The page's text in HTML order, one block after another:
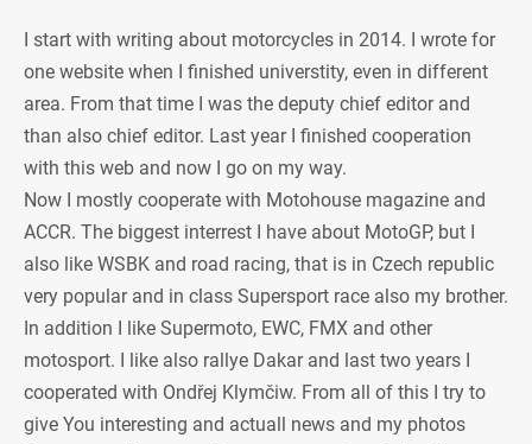
I start with writing about motorcycles in 2014. I wrote for
one website when I finished universtity, even in different
area. From that time I was the deputy chief editor and
than also chief editor. Last year I finished cooperation
with this web and now I go on my way.
Now I mostly cooperate with Motohouse magazine and
ACCR. The biggest interrest I have about MotoGP, but I
also like WSBK and road racing, that is in Czech republic
very popular and in class Supersport race also my brother.
In addition I like Supermoto, EWC, FMX and other
motosport. I like also rallye Dakar and last two years I
cooperated with Ondřej Klymčiw. From all of this I try to
give You interesting and actuall news and my photos